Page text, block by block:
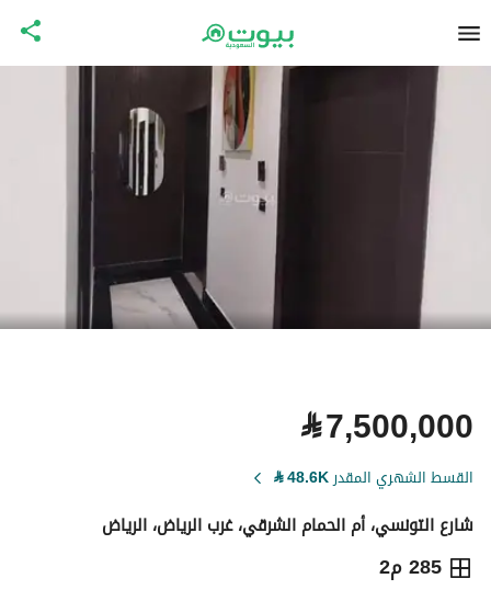
⃁7,500,000
القسط الشهري المقدر48.6K
⃁
شارع التونسي، أم الحمام الشرقي، غرب الرياض، الرياض
285 م2
⃁
7,500,000